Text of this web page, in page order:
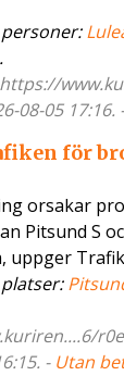
.
08-05 17:16.
för
orsakar
Pitsund S
uppger
- Utan